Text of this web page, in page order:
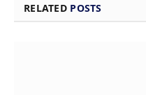
RELATED POSTS